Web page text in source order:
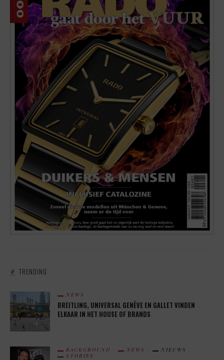
TRENDING
NEWS
BREITLING, UNIVERSAL GENÈVE EN GALLET VINDEN
ELKAAR IN HET HOUSE OF BRANDS
BACKGROUND NEWS
NIEUWS
STORIES